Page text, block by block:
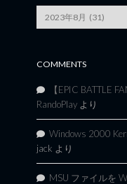
Archives
COMMENTS
【EPIC BATTLE
RandoPlay より
Windows 2000
jack より
MSU ファイルを